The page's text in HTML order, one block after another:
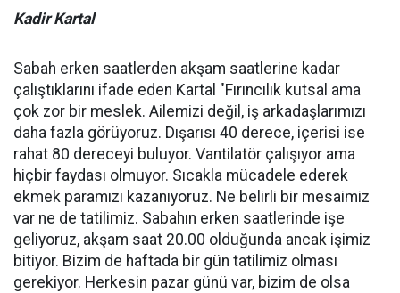
Kadir Kartal
Sabah erken saatlerden akşam saatlerine kadar
çalıştıklarını ifade eden Kartal "Fırıncılık kutsal ama
çok zor bir meslek. Ailemizi değil, iş arkadaşlarımızı
daha fazla görüyoruz. Dışarısı 40 derece, içerisi ise
rahat 80 dereceyi buluyor. Vantilatör çalışıyor ama
hiçbir faydası olmuyor. Sıcakla mücadele ederek
ekmek paramızı kazanıyoruz. Ne belirli bir mesaimiz
var ne de tatilimiz. Sabahın erken saatlerinde işe
geliyoruz, akşam saat 20.00 olduğunda ancak işimiz
bitiyor. Bizim de haftada bir gün tatilimiz olması
gerekiyor. Herkesin pazar günü var, bizim de olsa